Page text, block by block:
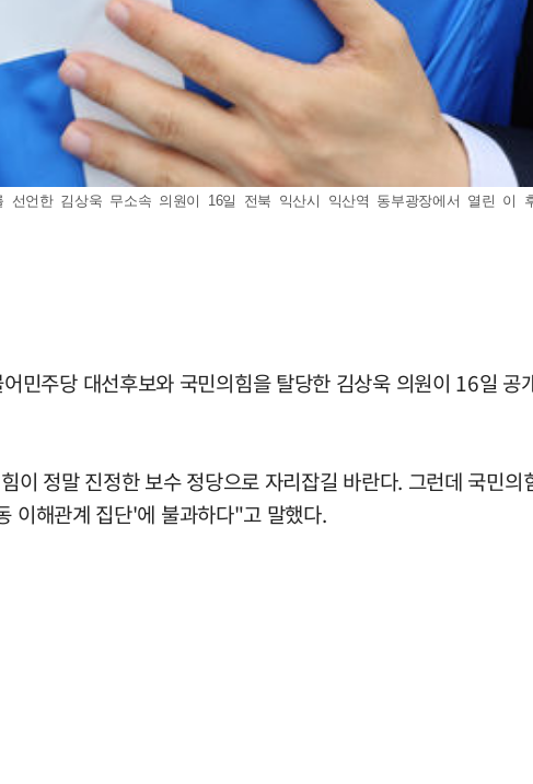
언한 김상욱 무소속 의원이 16일 전북 익산시 익산역 동부광장에서 열린 이
민주당 대선후보와 국민의힘을 탈당한 김상욱 의원이 16일
이 정말 진정한 보수 정당으로 자리잡길 바란다. 그런데 국민
이해관계 집단'에 불과하다"고 말했다.